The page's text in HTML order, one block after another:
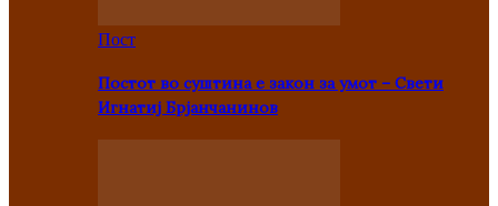
Пост
Постот во суштина е закон за умот – Свети
Игнатиј Брјанчанинов